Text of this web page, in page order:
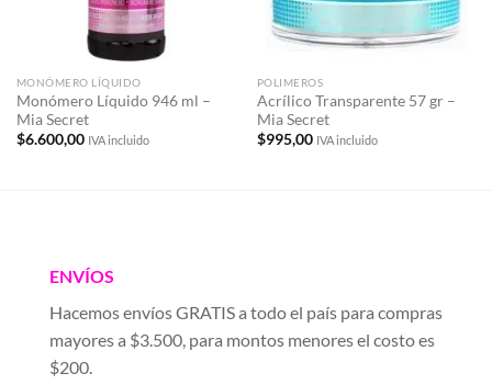
MONÓMERO LÍQUIDO
Monómero Líquido 946 ml –
Mia Secret
$6.600,00 IVA incluido
POLIMEROS
Acrílico Transparente 57 gr –
Mia Secret
$995,00 IVA incluido
ENVÍOS
Hacemos envíos GRATIS a todo el país para compras
mayores a $3.500, para montos menores el costo es
$200.